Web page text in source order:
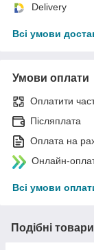
Delivery
Всі умови
Умови оплати
Оплатити
Післяплата
Оплата на
Онлайн-
Всі умови
Подібні